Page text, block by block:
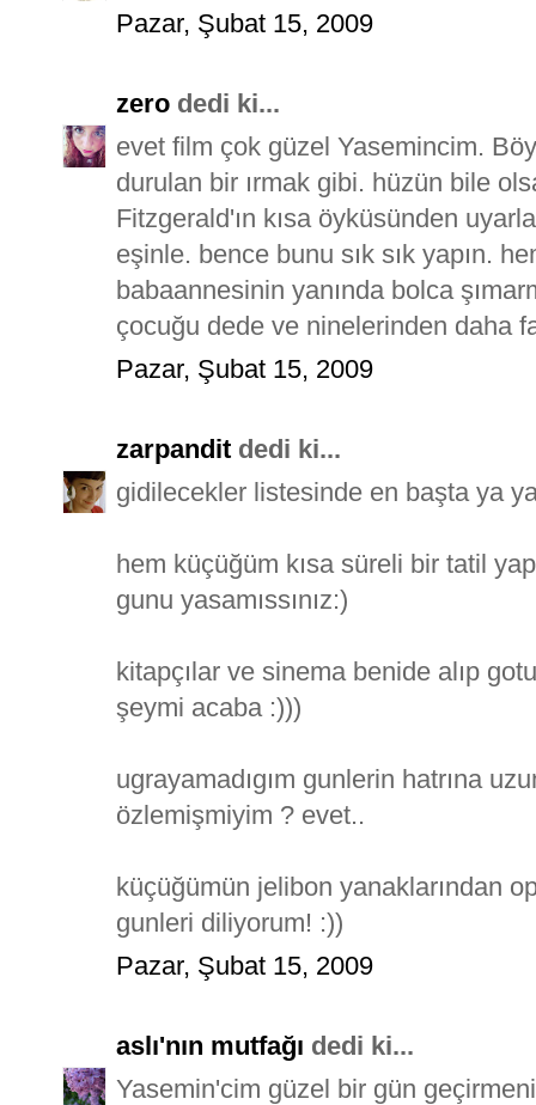
Pazar, Şubat 15, 2009
zero dedi ki...
evet film çok güzel Yasemincim.
durulan bir ırmak gibi. hüzün bile
Fitzgerald'ın kısa öyküsünden
eşinle. bence bunu sık sık yapın.
babaannesinin yanında bolca
çocuğu dede ve ninelerinden daha
Pazar, Şubat 15, 2009
zarpandit dedi ki...
gidilecekler listesinde en başta ya
hem küçüğüm kısa süreli bir tatil
gunu yasamıssınız:)
kitapçılar ve sinema benide alıp
şeymi acaba :)))
ugrayamadıgım gunlerin hatrına
özlemişmiyim ? evet..
küçüğümün jelibon yanaklarından
gunleri diliyorum! :))
Pazar, Şubat 15, 2009
aslı'nın mutfağı dedi ki...
Yasemin'cim güzel bir gün